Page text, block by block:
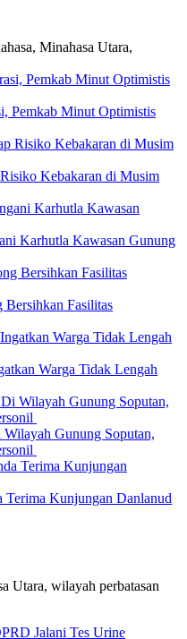
Minahasa Utara,
Pemkab Minut Optimistis
Kebakaran di Musim
Karhutla Kawasan Gunung
Bersihkan Fasilitas
Warga Tidak Lengah
Gunung Soputan,
Terima Kunjungan Danlanud
Utara, wilayah perbatasan